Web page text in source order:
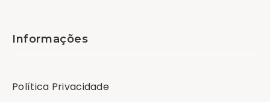
Informações
Política Privacidade